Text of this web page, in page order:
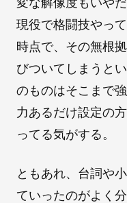
現役で格闘技やっ
時点で、その無根
びついてしまうと
のものはそこまで
力あるだけ設定の
ってる気がする。
ともあれ、台詞や
ていったのがよく